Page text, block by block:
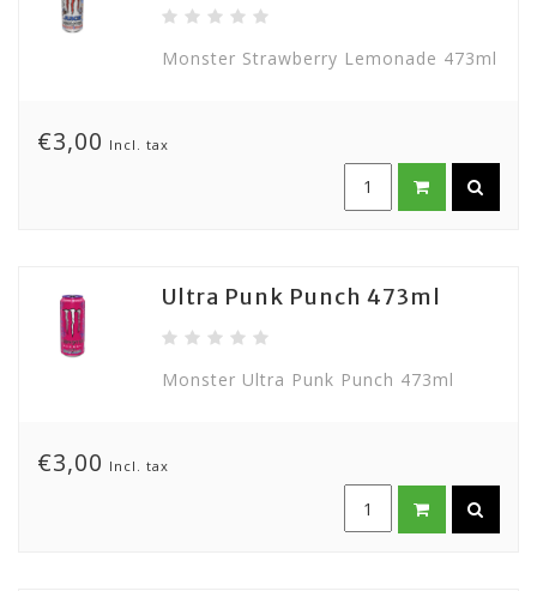
Monster Strawberry Lemonade 473ml
€3,00 Incl. tax
Ultra Punk Punch 473ml
Monster Ultra Punk Punch 473ml
€3,00 Incl. tax